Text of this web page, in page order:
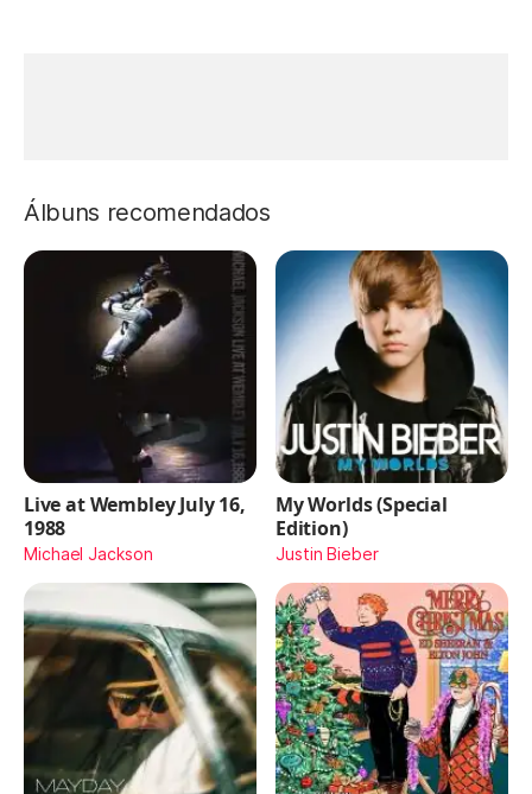
Álbuns recomendados
Live at Wembley July 16,
1988
Michael Jackson
My Worlds (Special
Edition)
Justin Bieber